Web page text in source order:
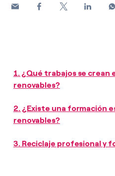
1. ¿Qué trabajos se crean
renovables?
2. ¿Existe una formación
renovables?
3. Reciclaje profesional y